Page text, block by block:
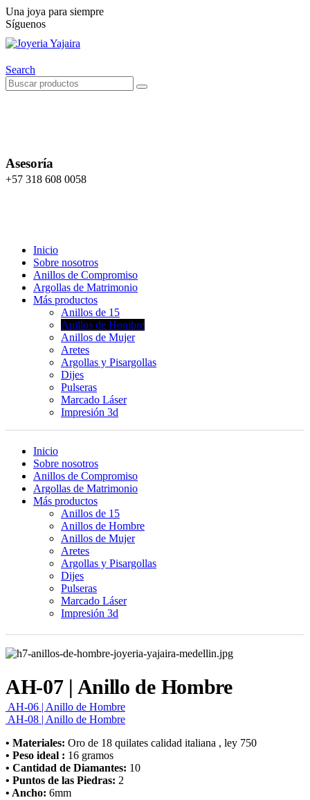
Una joya para siempre
Síguenos
Search
Asesoría
+57 318 608 0058
Inicio
Sobre nosotros
Anillos de Compromiso
Argollas de Matrimonio
Más productos
Anillos de 15
Anillos de Hombre
Anillos de Mujer
Aretes
Argollas y Pisargollas
Dijes
Pulseras
Marcado Láser
Impresión 3d
Inicio
Sobre nosotros
Anillos de Compromiso
Argollas de Matrimonio
Más productos
Anillos de 15
Anillos de Hombre
Anillos de Mujer
Aretes
Argollas y Pisargollas
Dijes
Pulseras
Marcado Láser
Impresión 3d
AH-07 | Anillo de Hombre
AH-06 | Anillo de Hombre
AH-08 | Anillo de Hombre
• Materiales: Oro de 18 quilates calidad italiana , ley 750
• Peso ideal : 16 gramos
• Cantidad de Diamantes: 10
• Puntos de las Piedras: 2
• Ancho: 6mm